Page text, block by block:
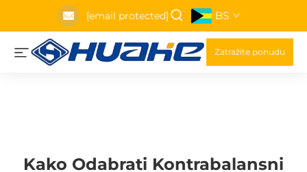
[email protected] BS
Zatražite ponudu
Kako Odabrati Kontrabalansni